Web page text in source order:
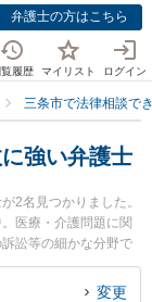
弁護士の方はこちら
覧履歴 マイリスト ログイン
三条市で法律相談で
強い弁護士
2名見つかりました。
医療・介護問題に関
訟等の細かな分野で
務所の江澤 和彦弁護
諭弁護士のプロフィー
変更